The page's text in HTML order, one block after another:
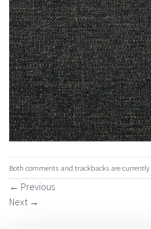
Both comments and trackbacks are currently
← Previous
Next →